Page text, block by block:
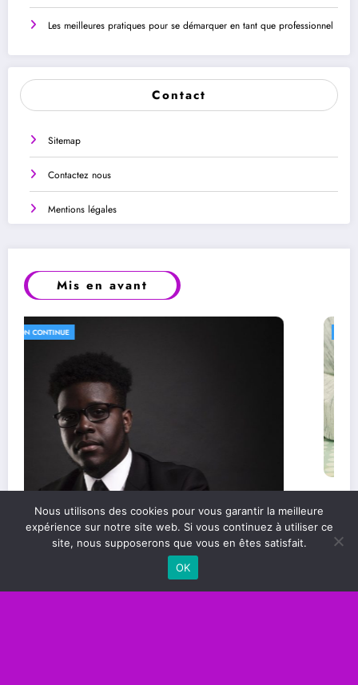
Les meilleures pratiques pour se démarquer en tant que professionnel
Contact
Sitemap
Contactez nous
Mentions légales
Mis en avant
FORMATION CONTINUE
Les compétences essentielles pour réussir
dans le monde professionnel
Nous utilisons des cookies pour vous garantir la meilleure
expérience sur notre site web. Si vous continuez à utiliser ce
site, nous supposerons que vous en êtes satisfait.
OK